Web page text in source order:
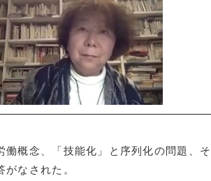
概念、「技能化」と序列化の問題、そ
なされた。